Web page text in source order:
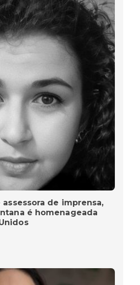
de imprensa,
é homenageada